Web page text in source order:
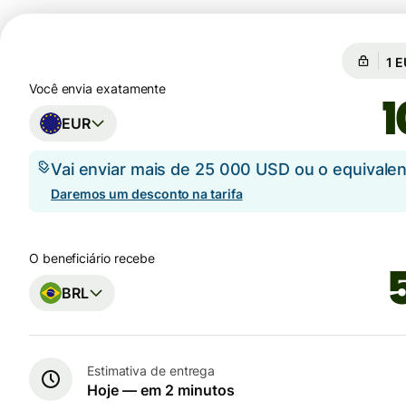
Você envia exatamente
EUR
Vai enviar mais de 25 000 USD ou o
Daremos um desconto na tarifa
O beneficiário recebe
BRL
Estimativa de entrega
Hoje — em 2 minutos